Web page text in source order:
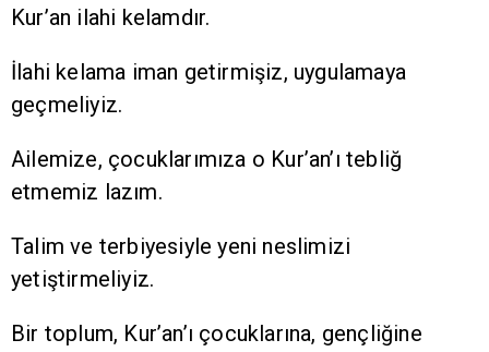
Kur’an ilahi kelamdır.
İlahi kelama iman getirmişiz, uygulamaya
geçmeliyiz.
Ailemize, çocuklarımıza o Kur’an’ı tebliğ
etmemiz lazım.
Talim ve terbiyesiyle yeni neslimizi
yetiştirmeliyiz.
Bir toplum, Kur’an’ı çocuklarına, gençliğine